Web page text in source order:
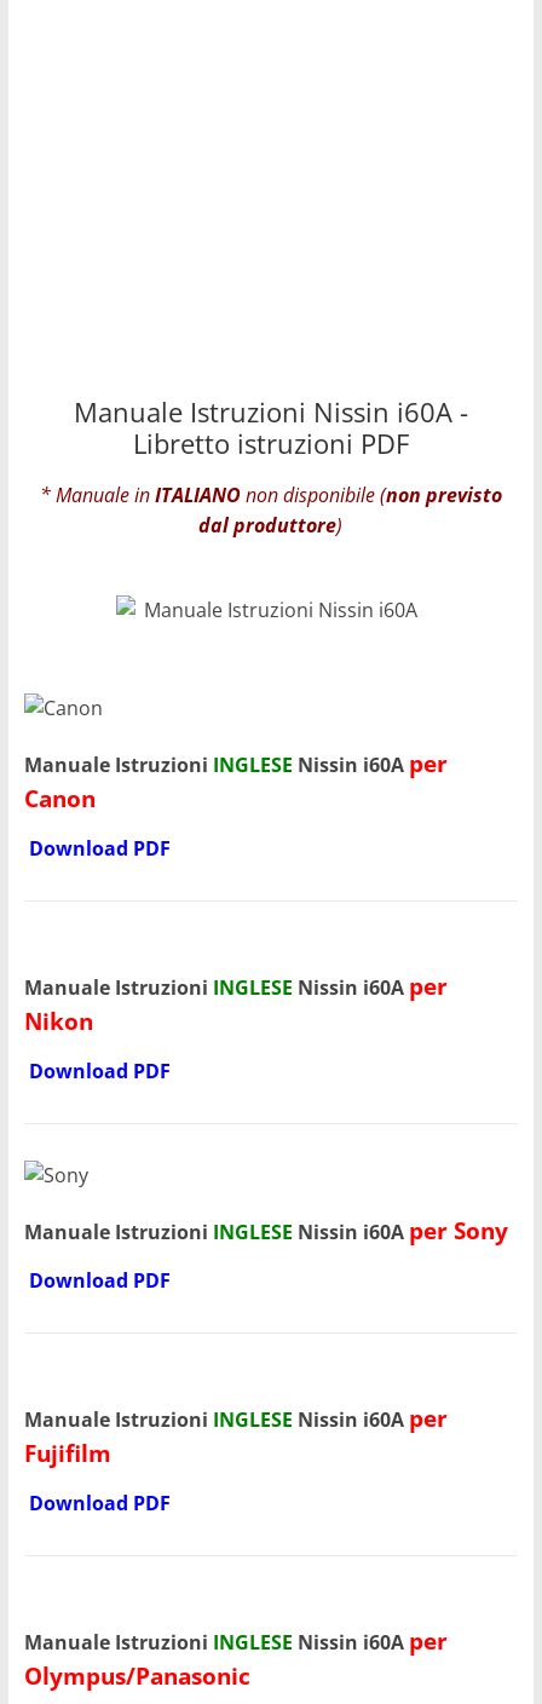
Manuale Istruzioni Nissin i60A -
Libretto istruzioni PDF
* Manuale inITALIANOnon disponibile (non previsto
dal produttore)
Manuale Istruzioni INGLESE Nissin i60A per
Canon
Download PDF
Manuale Istruzioni INGLESE Nissin i60A per
Nikon
Download PDF
Manuale Istruzioni INGLESE Nissin i60A per Sony
Download PDF
Manuale Istruzioni INGLESE Nissin i60A per
Fujifilm
Download PDF
Manuale Istruzioni INGLESE Nissin i60A per
Olympus/Panasonic